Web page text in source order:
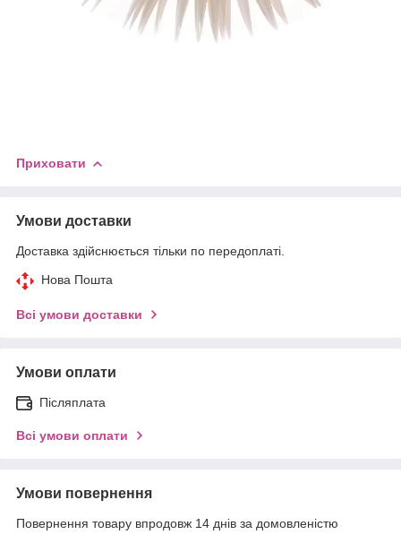
Приховати
Умови доставки
Доставка здійснюється тільки по передоплаті.
Нова Пошта
Всі умови доставки
Умови оплати
Післяплата
Всі умови оплати
Умови повернення
Повернення товару впродовж 14 днів за домовленістю